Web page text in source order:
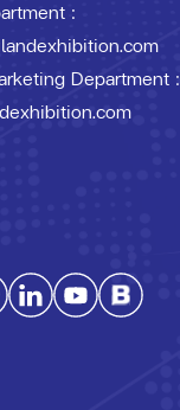
:
Department :